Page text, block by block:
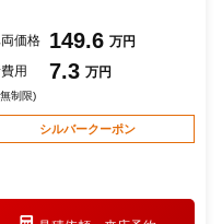
価格 149.6 万円
用
7.3 万円
制限)
シルバークーポン